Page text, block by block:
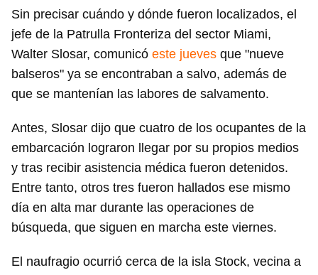
Sin precisar cuándo y dónde fueron localizados, el
jefe de la Patrulla Fronteriza del sector Miami,
Walter Slosar, comunicó este jueves que "nueve
balseros" ya se encontraban a salvo, además de
que se mantenían las labores de salvamento.
Antes, Slosar dijo que cuatro de los ocupantes de la
embarcación lograron llegar por su propios medios
y tras recibir asistencia médica fueron detenidos.
Entre tanto, otros tres fueron hallados ese mismo
día en alta mar durante las operaciones de
búsqueda, que siguen en marcha este viernes.
El naufragio ocurrió cerca de la isla Stock, vecina a